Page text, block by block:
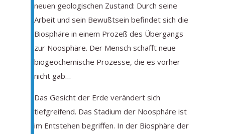
neuen geologischen Zustand: Durch seine
Arbeit und sein Bewußtsein befindet sich die
Biosphäre in einem Prozeß des Übergangs
zur Noosphäre. Der Mensch schafft neue
biogeochemische Prozesse, die es vorher
nicht gab…
Das Gesicht der Erde verändert sich
tiefgreifend. Das Stadium der Noosphäre ist
im Entstehen begriffen. In der Biosphäre der